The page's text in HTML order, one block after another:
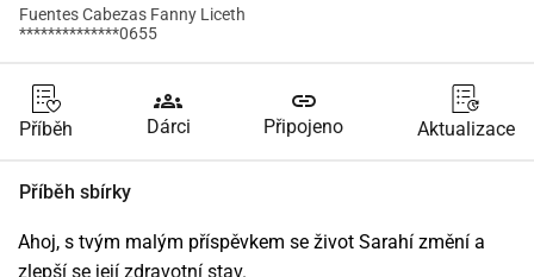
Fuentes Cabezas Fanny Liceth
**************0655
Příběh
groups
Dárci
link
Připojeno Aktualizace
Příběh sbírky
Ahoj, s tvým malým příspěvkem se život Sarahí změní a
zlepší se její zdravotní stav.